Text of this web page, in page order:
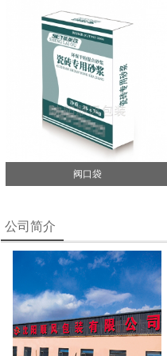
阀口袋
公司简介